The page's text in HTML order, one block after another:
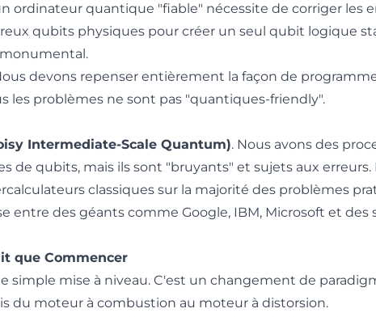
ordinateur quantique "fiable" nécessite de corriger les
qubits physiques pour créer un seul qubit logique
devons repenser entièrement la façon de
les problèmes ne sont pas "quantiques-friendly".
Intermediate-Scale Quantum). Nous avons des
de qubits, mais ils sont "bruyants" et sujets aux erreurs.
classiques sur la majorité des problèmes
entre des géants comme Google, IBM, Microsoft et des
que Commencer
mise à niveau. C'est un changement de
du moteur à combustion au moteur à distorsion.